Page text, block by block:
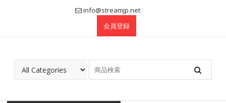
info@streamjp.net
会員登録